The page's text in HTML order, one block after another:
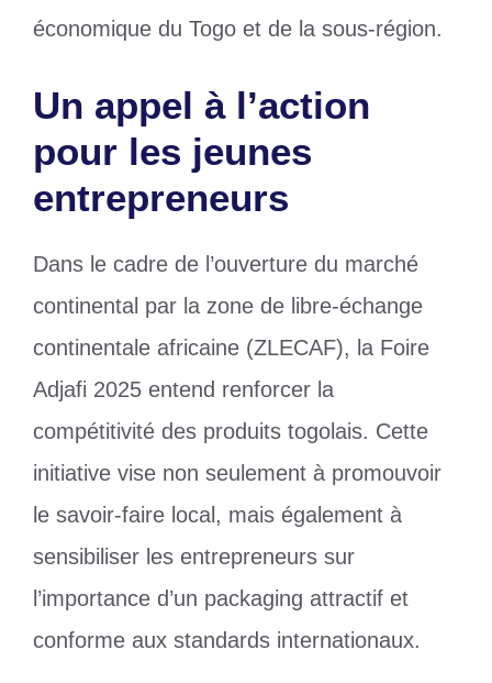
économique du Togo et de la sous-région.
Un appel à l’action
pour les jeunes
entrepreneurs
Dans le cadre de l’ouverture du marché
continental par la zone de libre-échange
continentale africaine (ZLECAF), la Foire
Adjafi 2025 entend renforcer la
compétitivité des produits togolais. Cette
initiative vise non seulement à promouvoir
le savoir-faire local, mais également à
sensibiliser les entrepreneurs sur
l’importance d’un packaging attractif et
conforme aux standards internationaux.